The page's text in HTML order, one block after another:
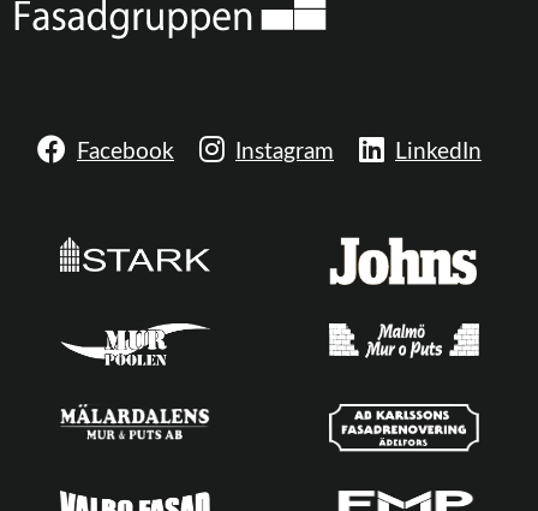
Facebook Instagram LinkedIn